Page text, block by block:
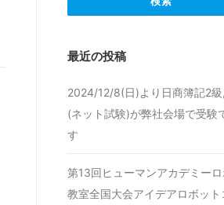
最近の投稿
2024/12/8(日)より日商簿記2級
(ネット試験)が弊社会場で受験
す
第13回ヒューマンアカデミーロ
教室全国大会アイデアロボット